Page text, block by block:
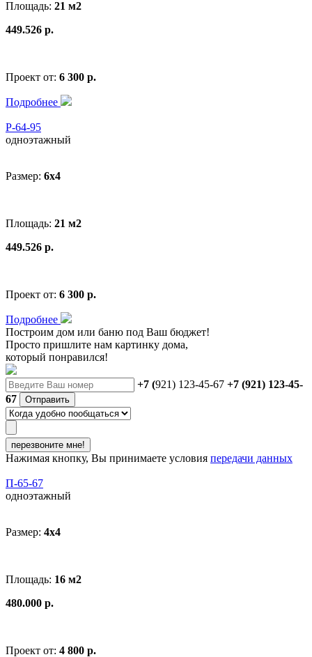
Площадь: 21 м2
449.526 р.
Проект от: 6 300 р.
Подробнее
Р-64-95
одноэтажный
Размер: 6x4
Площадь: 21 м2
449.526 р.
Проект от: 6 300 р.
Подробнее
Построим дом или баню под Ваш бюджет!
Просто пришлите нам картинку дома,
который понравился!
+7 (921) 123-45-67 +7 (921) 123-45-
67
Отправить
перезвоните мне!
Нажимая кнопку, Вы принимаете условия передачи данных
П-65-67
одноэтажный
Размер: 4x4
Площадь: 16 м2
480.000 р.
Проект от: 4 800 р.